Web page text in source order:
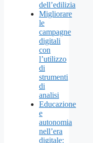
dell’edilizia
Migliorare
le
campagne
digitali
con
l’utilizzo
di
strumenti
di
analisi
Educazione
e
autonomia
nell’era
digitale: